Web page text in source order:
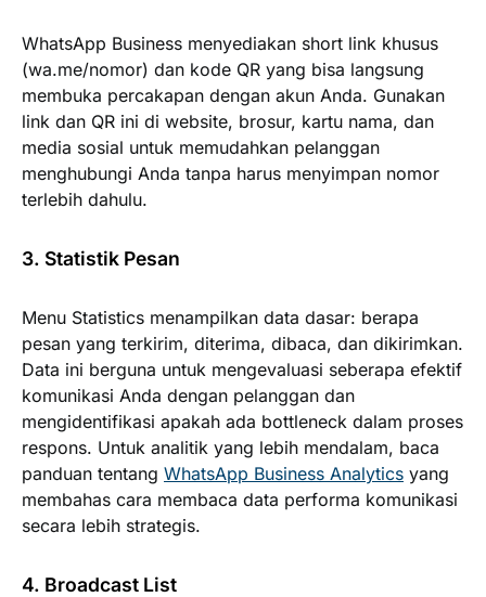
WhatsApp Business menyediakan short link khusus
(wa.me/nomor) dan kode QR yang bisa langsung
membuka percakapan dengan akun Anda. Gunakan
link dan QR ini di website, brosur, kartu nama, dan
media sosial untuk memudahkan pelanggan
menghubungi Anda tanpa harus menyimpan nomor
terlebih dahulu.
3. Statistik Pesan
Menu Statistics menampilkan data dasar: berapa
pesan yang terkirim, diterima, dibaca, dan dikirimkan.
Data ini berguna untuk mengevaluasi seberapa efektif
komunikasi Anda dengan pelanggan dan
mengidentifikasi apakah ada bottleneck dalam proses
respons. Untuk analitik yang lebih mendalam, baca
panduan tentang WhatsApp Business Analytics yang
membahas cara membaca data performa komunikasi
secara lebih strategis.
4. Broadcast List